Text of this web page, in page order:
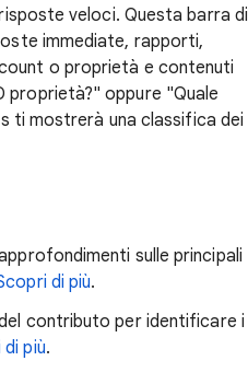
veloci. Questa barra di
immediate, rapporti,
o proprietà e contenuti
proprietà?" oppure "Quale
ti mostrerà una classifica dei
sulle principali
di più.
contributo per identificare i
più.